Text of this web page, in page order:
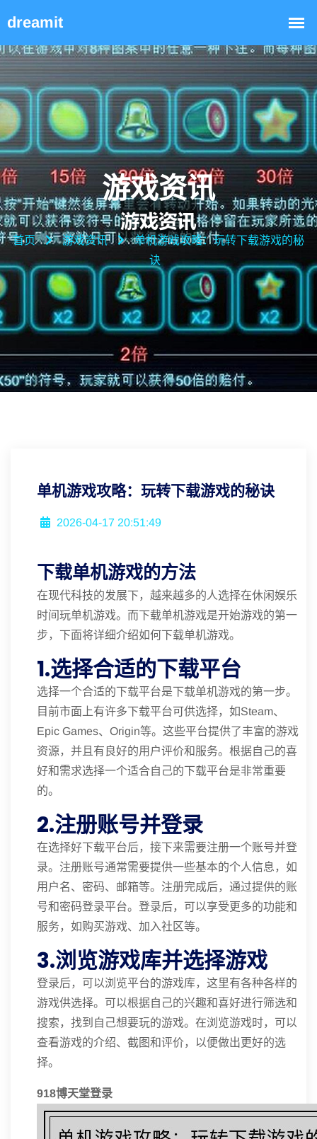
游戏资讯
首页 游戏资讯
单机游戏攻略：玩转下载游戏的秘
诀
单机游戏攻略：玩转下载游戏的秘诀
2026-04-17 20:51:49
下载单机游戏的方法
在现代科技的发展下，越来越多的人选择在休闲娱乐
时间玩单机游戏。而下载单机游戏是开始游戏的第一
步，下面将详细介绍如何下载单机游戏。
1.选择合适的下载平台
选择一个合适的下载平台是下载单机游戏的第一步。
目前市面上有许多下载平台可供选择，如Steam、
Epic Games、Origin等。这些平台提供了丰富的游戏
资源，并且有良好的用户评价和服务。根据自己的喜
好和需求选择一个适合自己的下载平台是非常重要
的。
2.注册账号并登录
在选择好下载平台后，接下来需要注册一个账号并登
录。注册账号通常需要提供一些基本的个人信息，如
用户名、密码、邮箱等。注册完成后，通过提供的账
号和密码登录平台。登录后，可以享受更多的功能和
服务，如购买游戏、加入社区等。
3.浏览游戏库并选择游戏
登录后，可以浏览平台的游戏库，这里有各种各样的
游戏供选择。可以根据自己的兴趣和喜好进行筛选和
搜索，找到自己想要玩的游戏。在浏览游戏时，可以
查看游戏的介绍、截图和评价，以便做出更好的选
择。
918博天堂登录